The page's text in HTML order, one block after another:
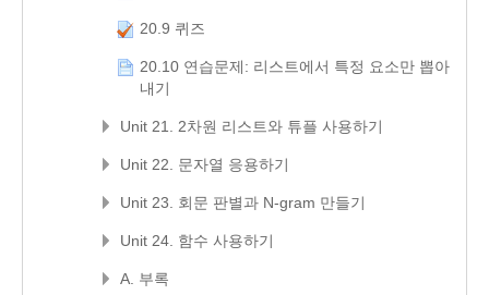
20.9 퀴즈
20.10 연습문제: 리스트에서 특정 요소만 뽑아
내기
Unit 21. 2차원 리스트와 튜플 사용하기
Unit 22. 문자열 응용하기
Unit 23. 회문 판별과 N-gram 만들기
Unit 24. 함수 사용하기
A. 부록